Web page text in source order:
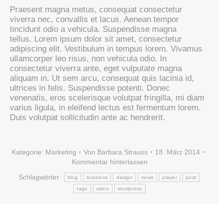
Praesent magna metus, consequat consectetur
viverra nec, convallis et lacus. Aenean tempor
tincidunt odio a vehicula. Suspendisse magna
tellus. Lorem ipsum dolor sit amet, consectetur
adipiscing elit. Vestibulum in tempus lorem. Vivamus
ullamcorper leo risus, non vehicula odio. In
consectetur viverra ante, eget vulputate magna
aliquam in. Ut sem arcu, consequat quis lacinia id,
ultrices in felis. Suspendisse potenti. Donec
venenatis, eros scelerisque volutpat fringilla, mi diam
varius ligula, in eleifend lectus est fermentum lorem.
Duis volutpat sollicitudin ante ac hendrerit.
Kategorie: Marketing Von Barbara Strauss
18. März 2014
Kommentar hinterlassen
Schlagwörter:
blog business design news player post
tags video wordpress